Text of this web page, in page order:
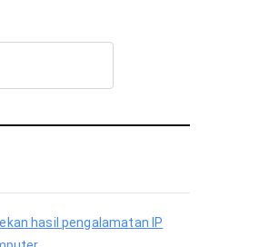
hasil pengalamatan IP